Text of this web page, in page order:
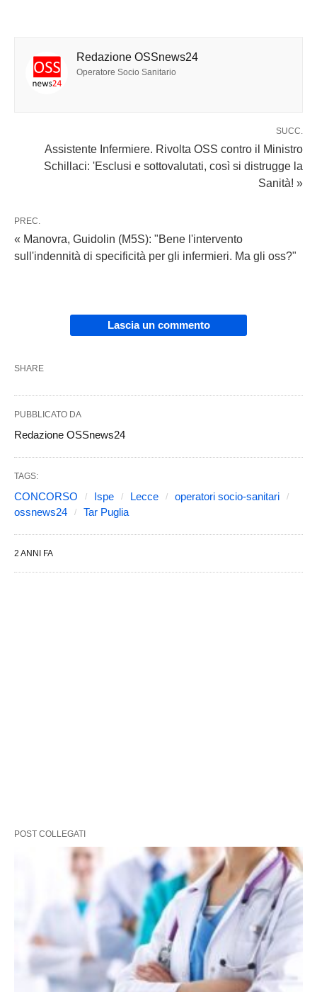
Redazione OSSnews24
Operatore Socio Sanitario
SUCC.
Assistente Infermiere. Rivolta OSS contro il Ministro
Schillaci: 'Esclusi e sottovalutati, così si distrugge la
Sanità! »
PREC.
« Manovra, Guidolin (M5S): "Bene l'intervento
sull'indennità di specificità per gli infermieri. Ma gli oss?"
Lascia un commento
SHARE
PUBBLICATO DA
Redazione OSSnews24
TAGS:
CONCORSO Ispe Lecce
operatori socio-sanitari
ossnews24
Tar Puglia
2 ANNI FA
POST COLLEGATI